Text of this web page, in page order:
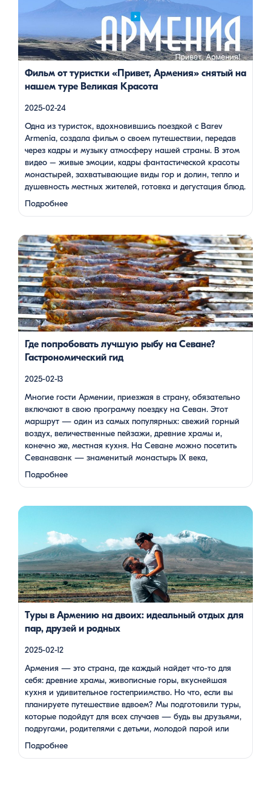
эмоции, кадры фантастической красоты монастырей,
захватывающие виды гор и долин, тепло и душевность
местных жителей, готовка и дегустация блюд. Путешествие
под завораживающие мелодии дудука Дживана Гаспаряна
стало настоящим погружением […]
Фильм от туристки «Привет, Армения» снятый на
нашем туре Великая Красота
2025-02-24
Одна из туристок, вдохновившись поездкой с Barev
Armenia, создала фильм о своем путешествии, передав
через кадры и музыку атмосферу нашей страны. В этом
видео – живые эмоции, кадры фантастической красоты
монастырей, захватывающие виды гор и долин, тепло и
душевность местных жителей, готовка и дегустация блюд.
Путешествие под завораживающие мелодии дудука
Дживана Гаспаряна стало настоящим погружением …
Подробнее
Многие гости Армении, приезжая в страну, обязательно
включают в свою программу поездку на Севан. Этот
маршрут — один из самых популярных: свежий горный
воздух, величественные пейзажи, древние храмы и, конечно
же, местная кухня. На Севане можно посетить Севанаванк
— знаменитый монастырь IX века, расположенный на
полуострове, а также Айраванк, который менее известен, но
не менее […]
Где попробовать лучшую рыбу на Севане?
Гастрономический гид
2025-02-13
Многие гости Армении, приезжая в страну, обязательно
включают в свою программу поездку на Севан. Этот
маршрут — один из самых популярных: свежий горный
воздух, величественные пейзажи, древние храмы и,
конечно же, местная кухня. На Севане можно посетить
Севанаванк — знаменитый монастырь IX века,
расположенный на полуострове, а также Айраванк,
который менее известен, но не менее …
Подробнее
Армения — это страна, где каждый найдет что-то для себя:
удивительное гостеприимство. Но что, если вы планируете
путешествие вдвоем? Мы подготовили туры, которые
подойдут для всех случаев — будь вы друзьями, подругами,
родителями с детьми, молодой парой или супругами в
возрасте. Какой тур выбрать для путешествия вдвоем? 1. […]
Туры в Армению на двоих: идеальный отдых для
пар, друзей и родных
2025-02-12
Армения — это страна, где каждый найдет что-то для
себя: древние храмы, живописные горы, вкуснейшая
кухня и удивительное гостеприимство. Но что, если вы
планируете путешествие вдвоем? Мы подготовили туры,
которые подойдут для всех случаев — будь вы друзьями,
подругами, родителями с детьми, молодой парой или
супругами в возрасте. Какой тур выбрать для
путешествия вдвоем? 1. …
Подробнее